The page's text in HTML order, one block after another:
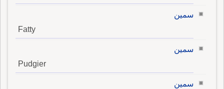
سمين
Fatty
سمين
Pudgier
سمين